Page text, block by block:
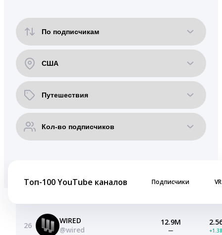
Топ-100 YouTube каналов Подписчики VR
26
WIRED
@wired
12.9M
—